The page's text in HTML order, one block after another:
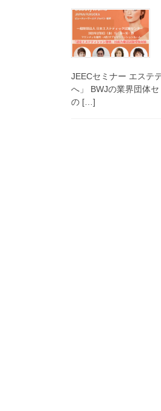
JEECセミナー エステ
へ」 BWJの業界団体
の […]